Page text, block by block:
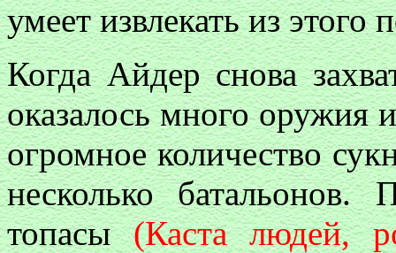
умеет извлекать из этого
Когда Айдер снова
оказалось много оружия
огромное количество
несколько
топасы(Каста людей,